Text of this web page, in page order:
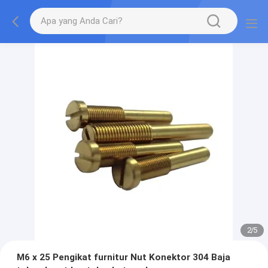
2/5
M6 x 25 Pengikat furnitur Nut Konektor 304 Baja